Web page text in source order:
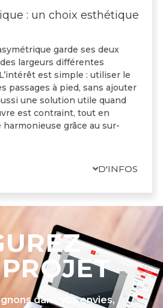
: un choix esthétique
garde ses deux
largeurs différentes
est simple : utiliser le
passages à pied, sans ajouter
une solution utile quand
est contraint, tout en
grâce au sur-
D'INFOS
dans vos envies,